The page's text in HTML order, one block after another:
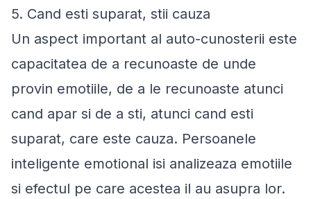
5. Cand esti suparat, stii cauza
Un aspect important al auto-cunosterii este
capacitatea de a recunoaste de unde
provin emotiile, de a le recunoaste atunci
cand apar si de a sti, atunci cand esti
suparat, care este cauza. Persoanele
inteligente emotional isi analizeaza emotiile
si efectul pe care acestea il au asupra lor.